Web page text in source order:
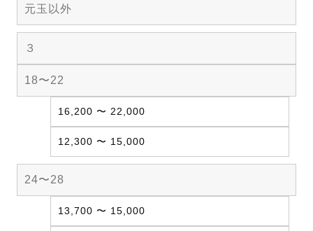
元玉以外
３
18〜22
16,200 〜 22,000
12,300 〜 15,000
24〜28
13,700 〜 15,000